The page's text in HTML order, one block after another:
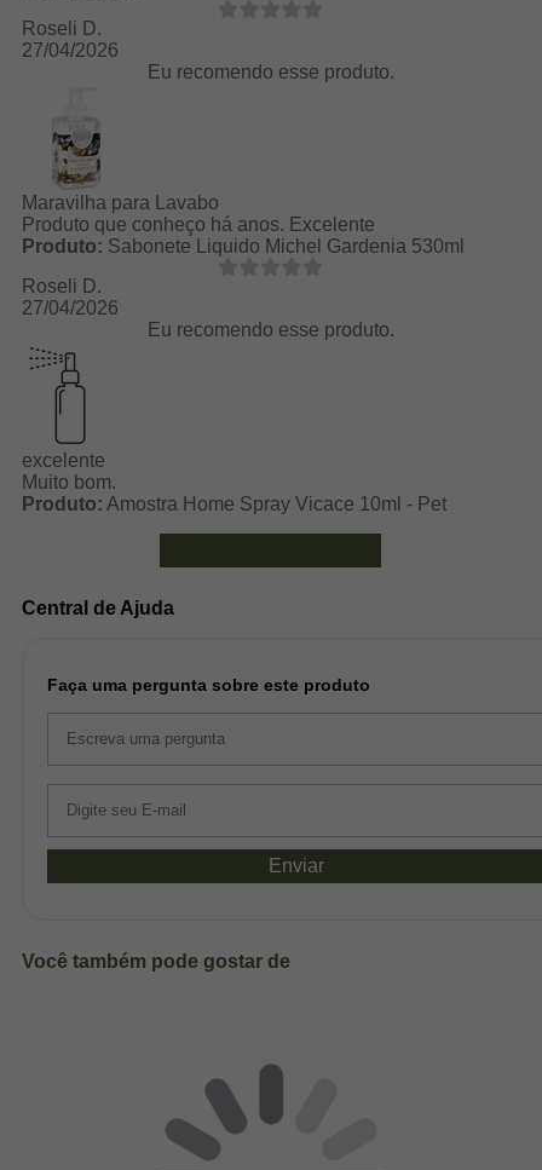
Roseli D.
27/04/2026
Eu recomendo esse produto.
Maravilha para Lavabo
Produto que conheço há anos. Excelente
Produto: Sabonete Liquido Michel Gardenia 530ml
Roseli D.
27/04/2026
Eu recomendo esse produto.
excelente
Muito bom.
Produto: Amostra Home Spray Vicace 10ml - Pet
Central de Ajuda
Faça uma pergunta sobre este produto
Enviar
Você também pode gostar de